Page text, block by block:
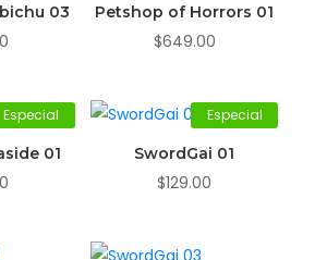
03 Petshop of Horrors 01
$649.00
Especial
01
Especial
SwordGai 01
$129.00